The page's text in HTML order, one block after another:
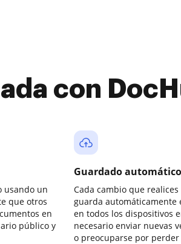
con
usando un
que otros
en
público y
Guardado automático
Cada cambio que
guarda automáticamente
en todos los dispositivos
necesario enviar nuevas
o preocuparse por